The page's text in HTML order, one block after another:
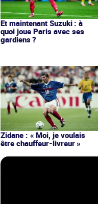
Et maintenant Suzuki : à
quoi joue Paris avec ses
gardiens ?
Zidane : « Moi, je voulais
être chauffeur-livreur »